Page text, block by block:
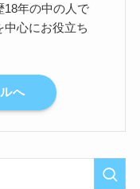
18年の中の人で
心にお役立ち
へ